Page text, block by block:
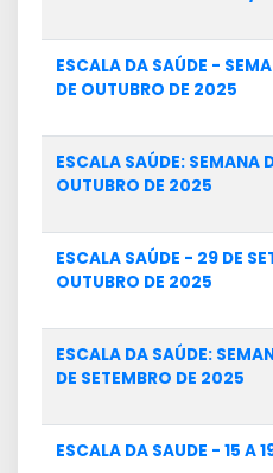
ESCALA DA SAÚDE -
DE OUTUBRO DE 2025
ESCALA SAÚDE: SEMANA
OUTUBRO DE 2025
ESCALA SAÚDE - 29 DE
OUTUBRO DE 2025
ESCALA DA SAÚDE:
DE SETEMBRO DE 2025
ESCALA DA SAUDE - 15 A